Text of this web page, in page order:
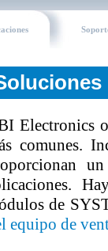
Electronics
comunes.
de
equipo de